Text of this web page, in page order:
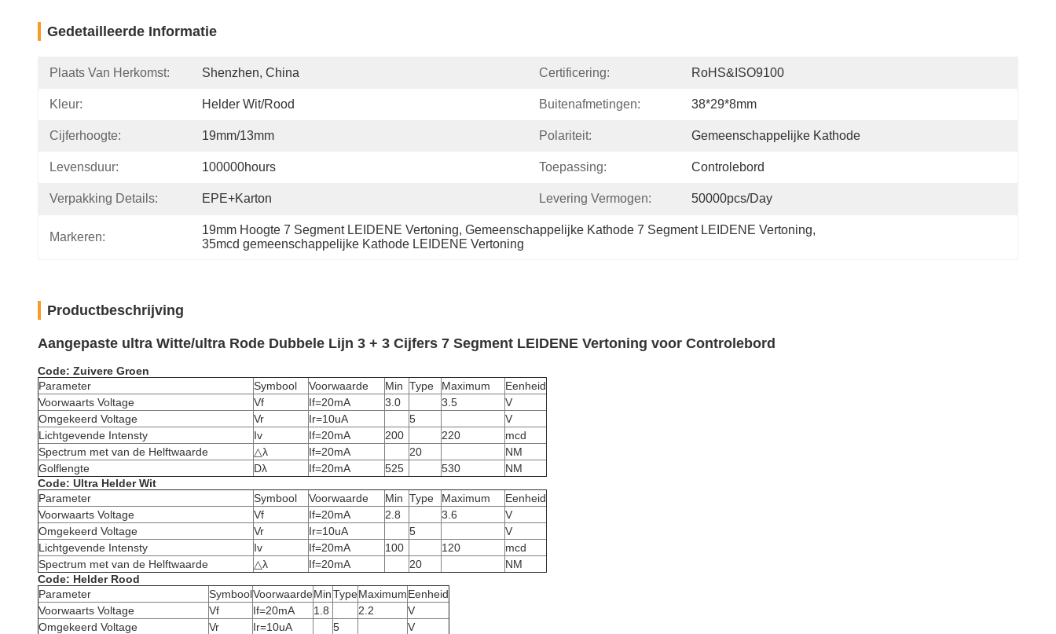
Gedetailleerde Informatie
Plaats Van Herkomst: Shenzhen, China Certificering: RoHS&ISO9100
Kleur: Helder Wit/Rood Buitenafmetingen: 38*29*8mm
Cijferhoogte: 19mm/13mm Polariteit: Gemeenschappelijke Kathode
Levensduur: 100000hours Toepassing: Controlebord
Verpakking Details: EPE+karton Levering Vermogen: 50000pcs/day
Markeren:
19mm Hoogte 7 Segment LEIDENE Vertoning, Gemeenschappelijke Kathode 7 Segment LEIDENE Vertoning,
35mcd gemeenschappelijke Kathode LEIDENE Vertoning
Productbeschrijving
Aangepaste ultra Witte/ultra Rode Dubbele Lijn 3 + 3 Cijfers 7 Segment LEIDENE Vertoning voor Controlebord
Code: Zuivere Groen
Parameter
Symbool Voorwaarde Min Type Maximum
Eenheid
Voorwaarts Voltage
Vf If=20mA 3.0 3.5
V
Omgekeerd Voltage
Vr Ir=10uA 5
V
Lichtgevende Intensty
Iv If=20mA 200 220
mcd
Spectrum met van de Helftwaarde
△λ If=20mA 20
NM
Golflengte
Dλ If=20mA 525 530
NM
Code: Ultra Helder Wit
Parameter
Symbool Voorwaarde Min Type Maximum
Eenheid
Voorwaarts Voltage
Vf If=20mA 2.8 3.6
V
Omgekeerd Voltage
Vr Ir=10uA 5
V
Lichtgevende Intensty
Iv If=20mA 100 120
mcd
Spectrum met van de Helftwaarde
△λ If=20mA 20
NM
Code: Helder Rood
Parameter
SymboolVoorwaardeMinTypeMaximumEenheid
Voorwaarts Voltage
Vf If=20mA 1.8 2.2
V
Omgekeerd Voltage
Vr Ir=10uA 5
V